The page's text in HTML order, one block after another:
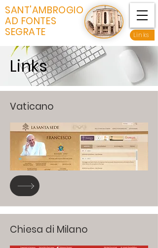
Links
SANT'AMBROGIO
AD FONTES
SEGRATE
Links
Vaticano
Chiesa di Milano